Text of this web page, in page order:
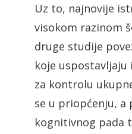
Uz to, najnovije
visokom razinom
druge studije
koje uspostavljaju
za kontrolu
se u priopćenju, a
kognitivnog pada